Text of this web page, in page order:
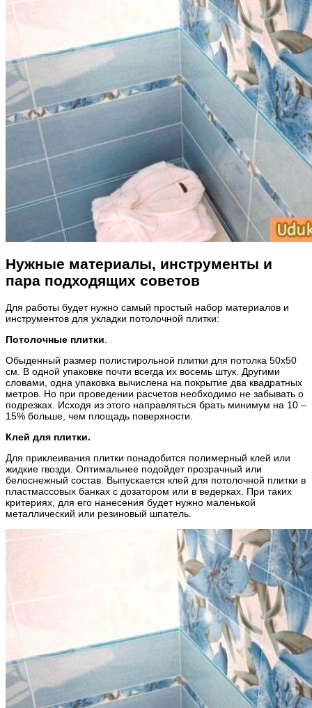
Нужные материалы, инструменты и
пара подходящих советов
Для работы будет нужно самый простый набор материалов и
инструментов для укладки потолочной плитки:
Потолочные плитки
Обыденный размер полистирольной плитки для потолка 50х50
см. В одной упаковке почти всегда их восемь штук. Другими
словами, одна упаковка вычислена на покрытие два квадратных
метров. Но при проведении расчетов необходимо не забывать о
подрезках. Исходя из этого направляться брать минимум на 10 –
15% больше, чем площадь поверхности.
Клей для плитки.
Для приклеивания плитки понадобится полимерный клей или
жидкие гвозди. Оптимальнее подойдет прозрачный или
белоснежный состав. Выпускается клей для потолочной плитки в
пластмассовых банках с дозатором или в ведерках. При таких
критериях, для его нанесения будет нужно маленькой
металлический или резиновый шпатель.